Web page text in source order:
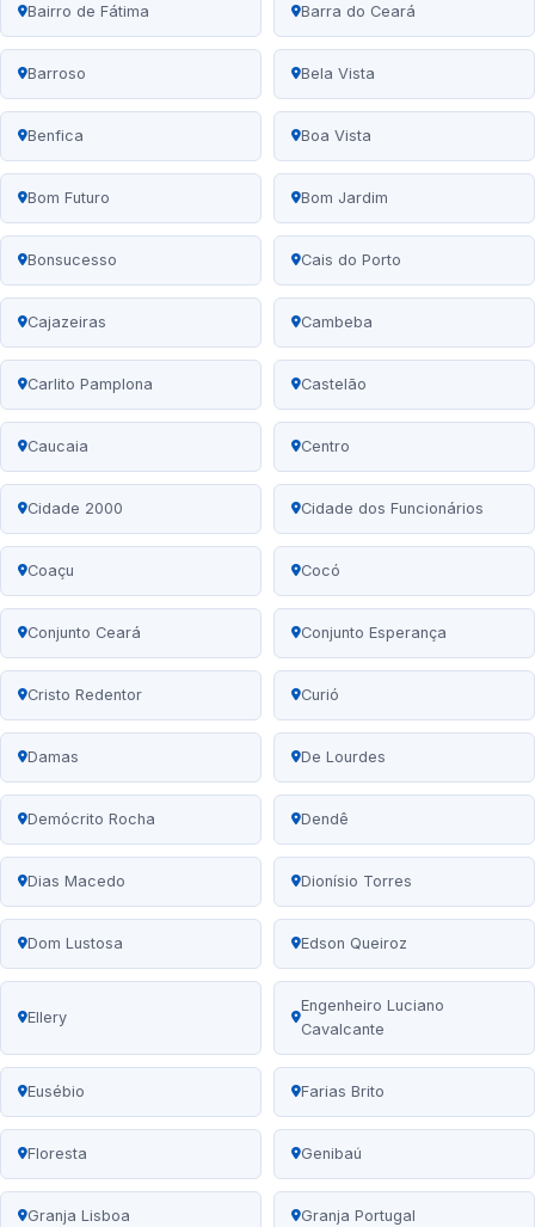
Bairro de Fátima Barra do Ceará
Barroso Bela Vista
Benfica Boa Vista
Bom Futuro Bom Jardim
Bonsucesso Cais do Porto
Cajazeiras Cambeba
Carlito Pamplona Castelão
Caucaia Centro
Cidade 2000 Cidade dos Funcionários
Coaçu Cocó
Conjunto Ceará Conjunto Esperança
Cristo Redentor Curió
Damas De Lourdes
Demócrito Rocha Dendê
Dias Macedo Dionísio Torres
Dom Lustosa Edson Queiroz
Ellery
Engenheiro Luciano
Cavalcante
Eusébio Farias Brito
Floresta Genibaú
Granja Lisboa Granja Portugal